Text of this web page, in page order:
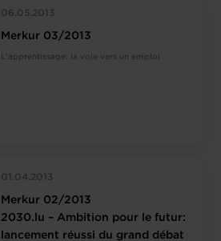
06.05.2013
Merkur 03/2013
L'apprentissage: la voie vers un emploi
01.04.2013
Merkur 02/2013
2030.lu – Ambition pour le futur:
lancement réussi du grand débat